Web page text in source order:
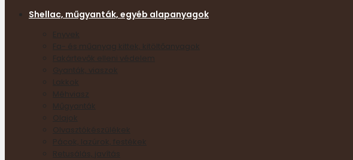
Shellac, műgyanták, egyéb alapanyagok
Enyvek
Fa- és műanyag kittek, kitöltőanyagok
Fakártevők elleni védelem
Gyanták, viaszok
Lakkok
Méhviasz
Műgyanták
Olajok
Olvasztókészülékek
Pácok, lazúrok, festékek
Retusálás, javítás